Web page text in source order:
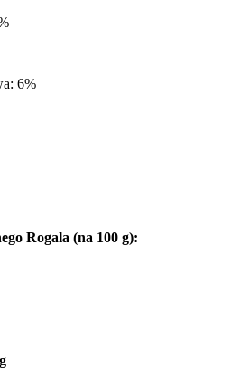
6%
Rogala (na 100 g):